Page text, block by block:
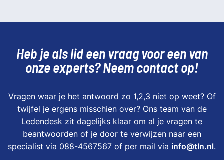
Heb je als lid een vraag voor een van
onze experts? Neem contact op!
Vragen waar je het antwoord zo 1,2,3 niet op weet? Of
twijfel je ergens misschien over? Ons team van de
Ledendesk zit dagelijks klaar om al je vragen te
beantwoorden of je door te verwijzen naar een
specialist via 088-4567567 of per mail via info@tln.nl.